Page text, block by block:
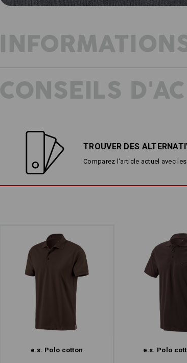
CONSEILS
TROUVER DES
Comparez l'article actuel avec
e.s. Polo cotton e.s. Polo